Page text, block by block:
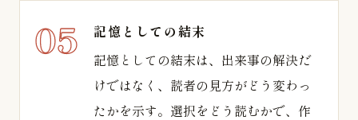
記憶としての結末
記憶としての結末は、出来事の解決だ
けではなく、読者の見方がどう変わっ
たかを示す。選択をどう読むかで、作